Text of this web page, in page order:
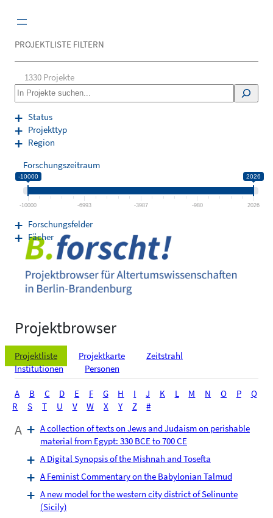
Inhalt
Projektbrowser
Projektliste Projektkarte
Zeitstrahl
Institutionen
Personen
A B C D E F G H I J K L M N O P
Q
R
S T U V W X Y Z #
A
A collection of texts on Jews and Judaism on perishable
material from Egypt: 330 BCE to 700 CE
A Digital Synopsis of the Mishnah and Tosefta
A Feminist Commentary on the Babylonian Talmud
A new model for the western city district of Selinunte
(Sicily)
PROJEKTLISTE FILTERN
1330 Projekte
S
e
a
r
c
Status
Projekttyp
Region
Forschungszeitraum
-10000 2026
-10000 -6993 -3987 -980 2026
Forschungsfelder
Fächer